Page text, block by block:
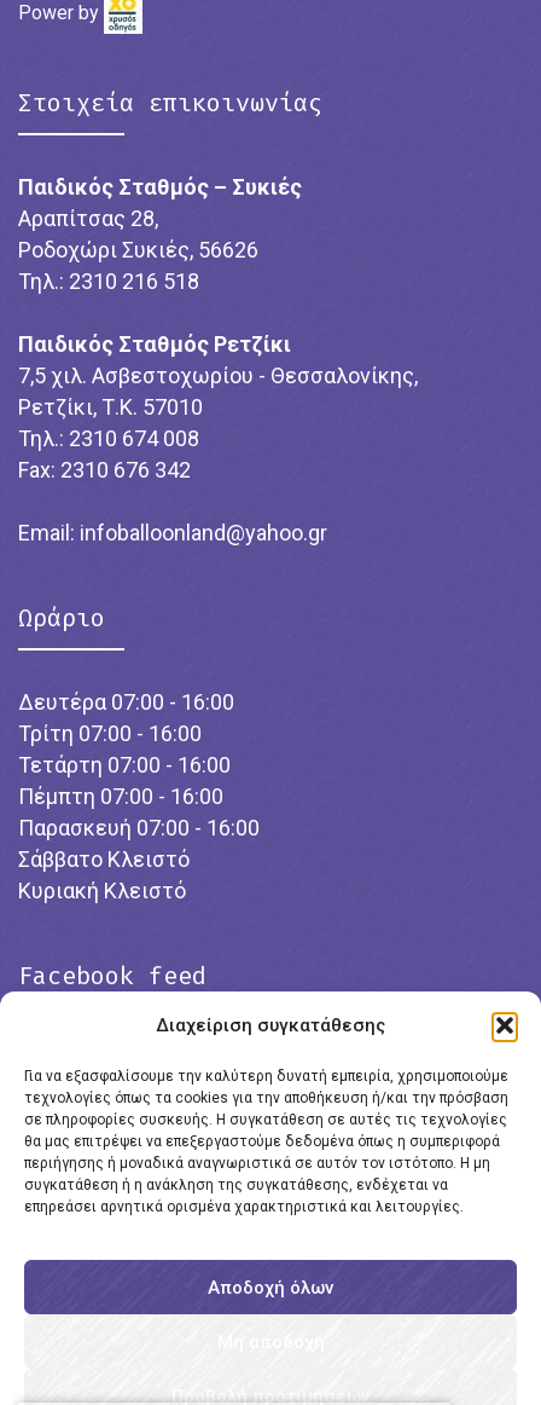
Διαχείριση συγκατάθεσης
Για να εξασφαλίσουμε την καλύτερη δυνατή εμπειρία, χρησιμοποιούμε
τεχνολογίες όπως τα cookies για την αποθήκευση ή/και την πρόσβαση
σε πληροφορίες συσκευής. Η συγκατάθεση σε αυτές τις τεχνολογίες
θα μας επιτρέψει να επεξεργαστούμε δεδομένα όπως η συμπεριφορά
περιήγησης ή μοναδικά αναγνωριστικά σε αυτόν τον ιστότοπο. Η μη
συγκατάθεση ή η ανάκληση της συγκατάθεσης, ενδέχεται να
επηρεάσει αρνητικά ορισμένα χαρακτηριστικά και λειτουργίες.
Αποδοχή όλων
Προβολή προτιμήσεων
Power by
Στοιχεία επικοινωνίας
Παιδικός Σταθμός – Συκιές
Αραπίτσας 28,
Ροδοχώρι Συκιές, 56626
Τηλ.: 2310 216 518
Παιδικός Σταθμός Ρετζίκι
7,5 χιλ. Ασβεστοχωρίου - Θεσσαλονίκης,
Ρετζίκι, Τ.Κ. 57010
Τηλ.: 2310 674 008
Fax: 2310 676 342
Email: infoballoonland@yahoo.gr
Ωράριο
Δευτέρα 07:00 - 16:00
Τρίτη 07:00 - 16:00
Τετάρτη 07:00 - 16:00
Πέμπτη 07:00 - 16:00
Παρασκευή 07:00 - 16:00
Σάββατο Κλειστό
Κυριακή Κλειστό
Facebook feed
Click to accept marketing cookies and